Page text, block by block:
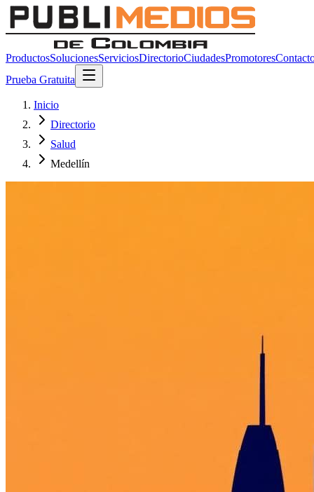
ProductosSolucionesServiciosDirectorioCiudadesPromotores
Prueba Gratuita
Inicio
Directorio
Salud
Medellín